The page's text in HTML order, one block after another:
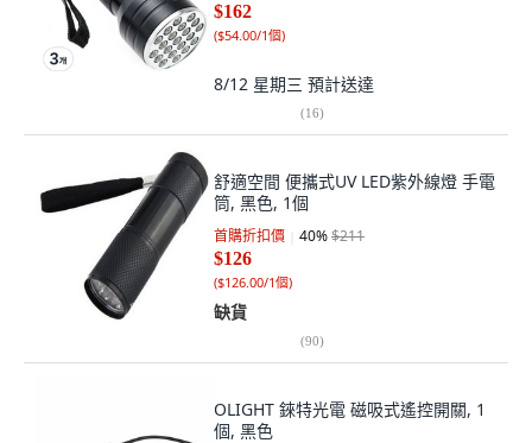
$162
($54.00/1個)
8/12 星期三 預計送達
(16)
舒適空間 便攜式UV LED紫外線燈 手電
筒, 黑色, 1個
首購折扣價 40%$211
$126
($126.00/1個)
缺貨
(90)
OLIGHT 錸特光電 磁吸式遙控開關, 1
個, 黑色